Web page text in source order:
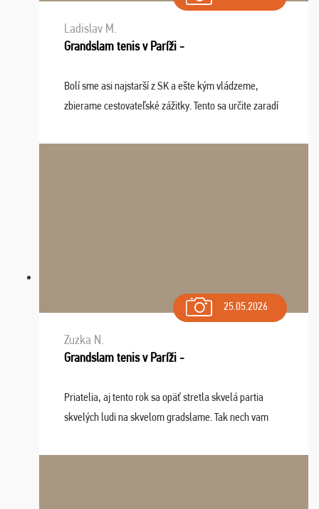
Ladislav M.
Grandslam tenis v Paríži -
Bolí sme asi najstarší z SK a ešte kým vládzeme,
zbierame cestovateľské zážitky. Tento sa určite zaradí
osudu - pohodový šefík Meďo, dobrá parti ...
25.05.2026
Zuzka N.
Grandslam tenis v Paríži -
Priatelia, aj tento rok sa opäť stretla skvelá partia
skvelých ludi na skvelom gradslame. Tak nech vam
sa na budúci rok. Prajem vam este veľa ta ...